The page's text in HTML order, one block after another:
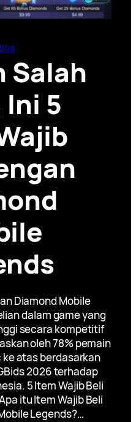
Salah
5
Diamond Mobile
dalam game yang
secara kompetitif
oleh 78% pemain
atas berdasarkan
2026 terhadap
5 Item Wajib Beli
itu Item Wajib Beli
Legends?…